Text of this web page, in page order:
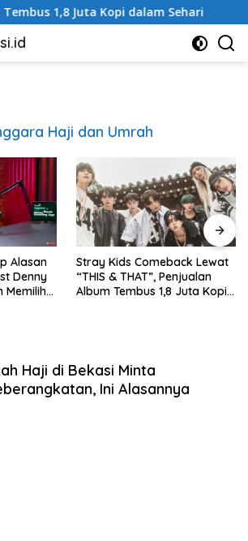
1,8 Juta Kopi dalam Sehari
Haji dan Umrah
Alasan
Denny
Memilih
Stray Kids Comeback Lewat
“THIS & THAT”, Penjualan
Album Tembus 1,8 Juta Kopi
Haji di Bekasi Minta
Ini Alasannya